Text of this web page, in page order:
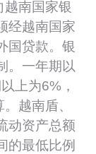
越南国家银
经越南国家
国贷款。银
。一年期以
上为6%，
越南盾、
动资产总额
的最低比例